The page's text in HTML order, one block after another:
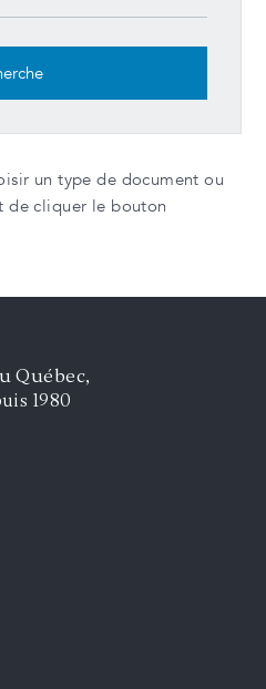
un type de document ou
de cliquer le bouton
Québec,
1980